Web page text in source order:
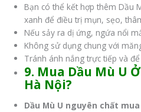
Bạn có thể kết hợp thêm Dầu
xanh để điều trị mụn, sẹo,
Nếu sảy ra dị ứng, ngứa nổi
Không sử dụng chung với
Tránh ánh nắng trực tiếp và
9. Mua Dầu Mù U
Hà Nội?
Dầu Mù U nguyên chất